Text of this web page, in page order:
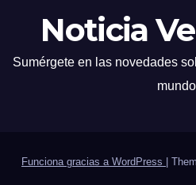
Noticia
Sumérgete en las novedades
Funciona gracias a WordPress |